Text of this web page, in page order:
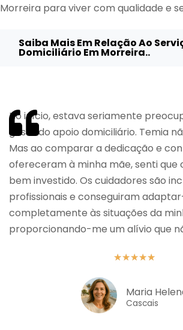
Morreira para viver com qualidade e
Saiba Mais Em Relação Ao
Domiciliário Em Morreira..
No início, estava seriamente
gasto do apoio domiciliário. Temia
Mas ao comparar a dedicação e
ofereceram à minha mãe, senti que
bem investido. Os cuidadores são
profissionais e conseguiram
completamente às situações da
proporcionando-me um alívio que
★★★★★
Maria
Cascais